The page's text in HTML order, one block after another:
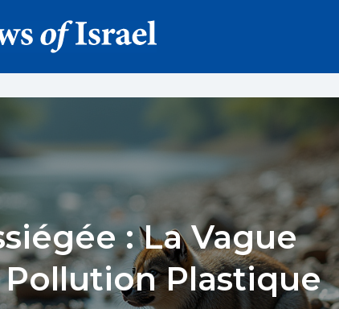
: La Vague
Plastique